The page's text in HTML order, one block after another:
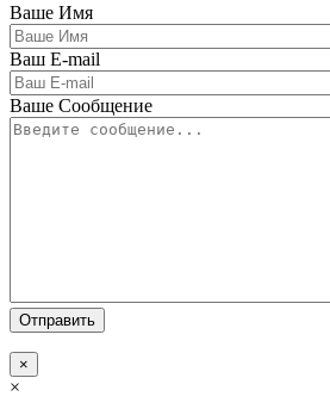
Ваше Имя
Ваш E-mail
Ваше Сообщение
×
×